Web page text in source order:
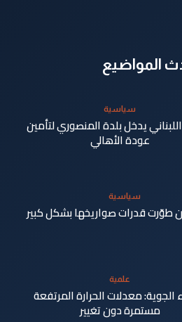
المواضيع
سياسية
يدخل بلدة المنصوري لتأمين
عودة الأهالي
سياسية
طوّرت قدرات صواريخها بشكل كبير
علمية
الجوية: معدلات الحرارة المرتفعة
مستمرة دون تغيير